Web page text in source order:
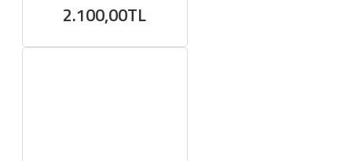
2.100,00TL